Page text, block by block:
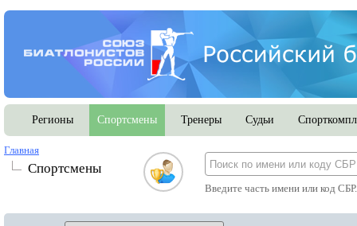
Регионы Спортсмены Тренеры Судьи
Главная
Спортсмены
Введите часть имени или код